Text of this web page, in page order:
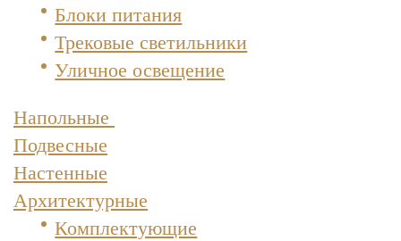
Блоки питания
Трековые светильники
Уличное освещение
Напольные
Подвесные
Настенные
Архитектурные
Комплектующие